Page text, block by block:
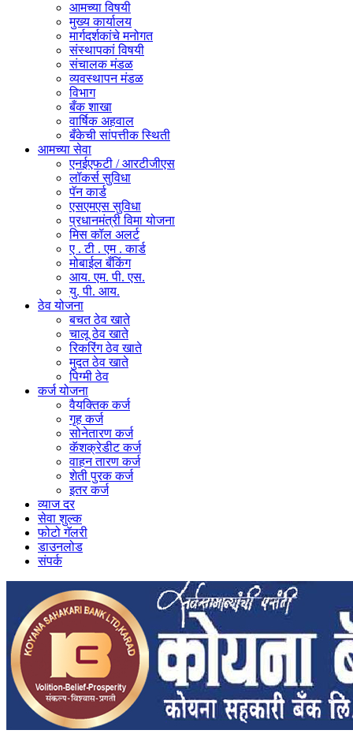
आमच्या विषयी
मुख्य कार्यालय
मार्गदर्शकांचे मनोगत
संस्थापकां विषयी
संचालक मंडळ
व्यवस्थापन मंडळ
विभाग
बँक शाखा
वार्षिक अहवाल
बँकेची सांपत्तीक स्थिती
आमच्या सेवा
एनईएफटी / आरटीजीएस
लॉकर्स सुविधा
पॅन कार्ड
एसएमएस सुविधा
प्रधानमंत्री विमा योजना
मिस कॉल अलर्ट
ए . टी . एम . कार्ड
मोबाईल बँकिंग
आय. एम. पी. एस.
यु. पी. आय.
ठेव योजना
बचत ठेव खाते
चालू ठेव खाते
रिकरिंग ठेव खाते
मुदत ठेव खाते
पिग्मी ठेव
कर्ज योजना
वैयक्तिक कर्ज
गृह कर्ज
सोनेतारण कर्ज
कॅशक्रेडीट कर्ज
वाहन तारण कर्ज
शेती पुरक कर्ज
इतर कर्ज
व्याज दर
सेवा शुल्क
फोटो गॅलरी
डाउनलोड
संपर्क